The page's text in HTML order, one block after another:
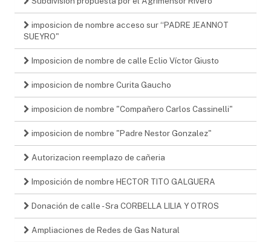
imposicion de nombre acceso sur “PADRE JEANNOT
SUEYRO"
Imposicion de nombre de calle Eclio Víctor Giusto
imposicion de nombre Curita Gaucho
imposicion de nombre "Compañero Carlos Cassinelli"
imposicion de nombre "Padre Nestor Gonzalez"
Autorizacion reemplazo de cañeria
Imposición de nombre HECTOR TITO GALGUERA
Donación de calle - Sra CORBELLA LILIA Y OTROS
Ampliaciones de Redes de Gas Natural